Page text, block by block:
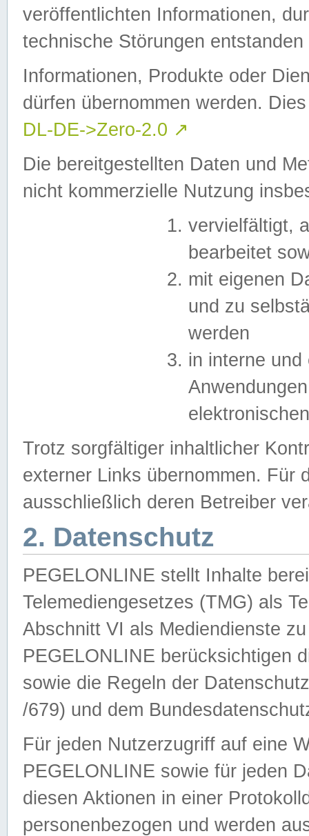
veröffentlichten Informationen,
technische Störungen
Informationen, Produkte oder
dürfen übernommen werden.
DL-DE->Zero-2.0 ↗
Die bereitgestellten Daten und
nicht kommerzielle Nutzung
vervielfältigt,
bearbeitet
mit eigenen
und zu
werden
in interne
Trotz sorgfältiger inhaltlicher
externer Links übernommen. Für
ausschließlich deren Betreiber
2. Datenschutz
PEGELONLINE stellt Inhalte
Telemediengesetzes (TMG) als
Abschnitt VI als Mediendienste
PEGELONLINE berücksichtigen
sowie die Regeln der
/679) und dem
Für jeden Nutzerzugriff auf eine
PEGELONLINE sowie für jeden
diesen Aktionen in einer
personenbezogen und werden